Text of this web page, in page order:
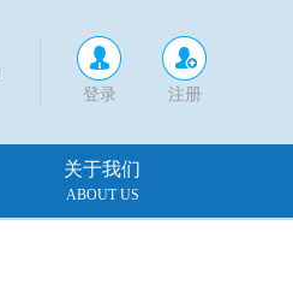
登录 注册
关于我们
ABOUT US